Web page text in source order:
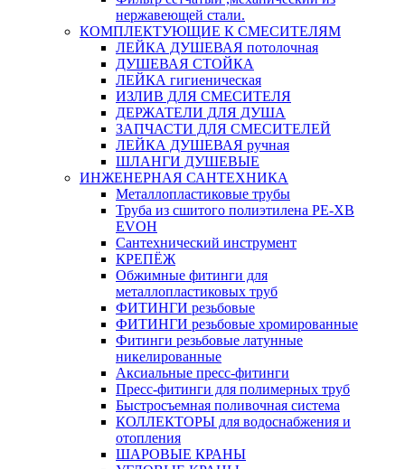
нержавеющей стали.
КОМПЛЕКТУЮЩИЕ К СМЕСИТЕЛЯМ
ЛЕЙКА ДУШЕВАЯ потолочная
ДУШЕВАЯ СТОЙКА
ЛЕЙКА гигиеническая
ИЗЛИВ ДЛЯ СМЕСИТЕЛЯ
ДЕРЖАТЕЛИ ДЛЯ ДУША
ЗАПЧАСТИ ДЛЯ СМЕСИТЕЛЕЙ
ЛЕЙКА ДУШЕВАЯ ручная
ШЛАНГИ ДУШЕВЫЕ
ИНЖЕНЕРНАЯ САНТЕХНИКА
Металлопластиковые трубы
Труба из сшитого полиэтилена PE-XB
EVOH
Сантехнический инструмент
КРЕПЁЖ
Обжимные фитинги для
металлопластиковых труб
ФИТИНГИ резьбовые
ФИТИНГИ резьбовые хромированные
Фитинги резьбовые латунные
никелированные
Аксиальные пресс-фитинги
Пресс-фитинги для полимерных труб
Быстросъемная поливочная система
КОЛЛЕКТОРЫ для водоснабжения и
отопления
ШАРОВЫЕ КРАНЫ